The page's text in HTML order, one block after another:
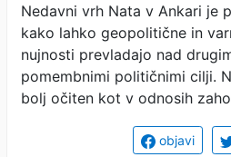
Nedavni vrh Nata v Ankari je
kako lahko geopolitične in
nujnosti prevladajo nad
pomembnimi političnimi cilji.
bolj očiten kot v odnosih
objavi